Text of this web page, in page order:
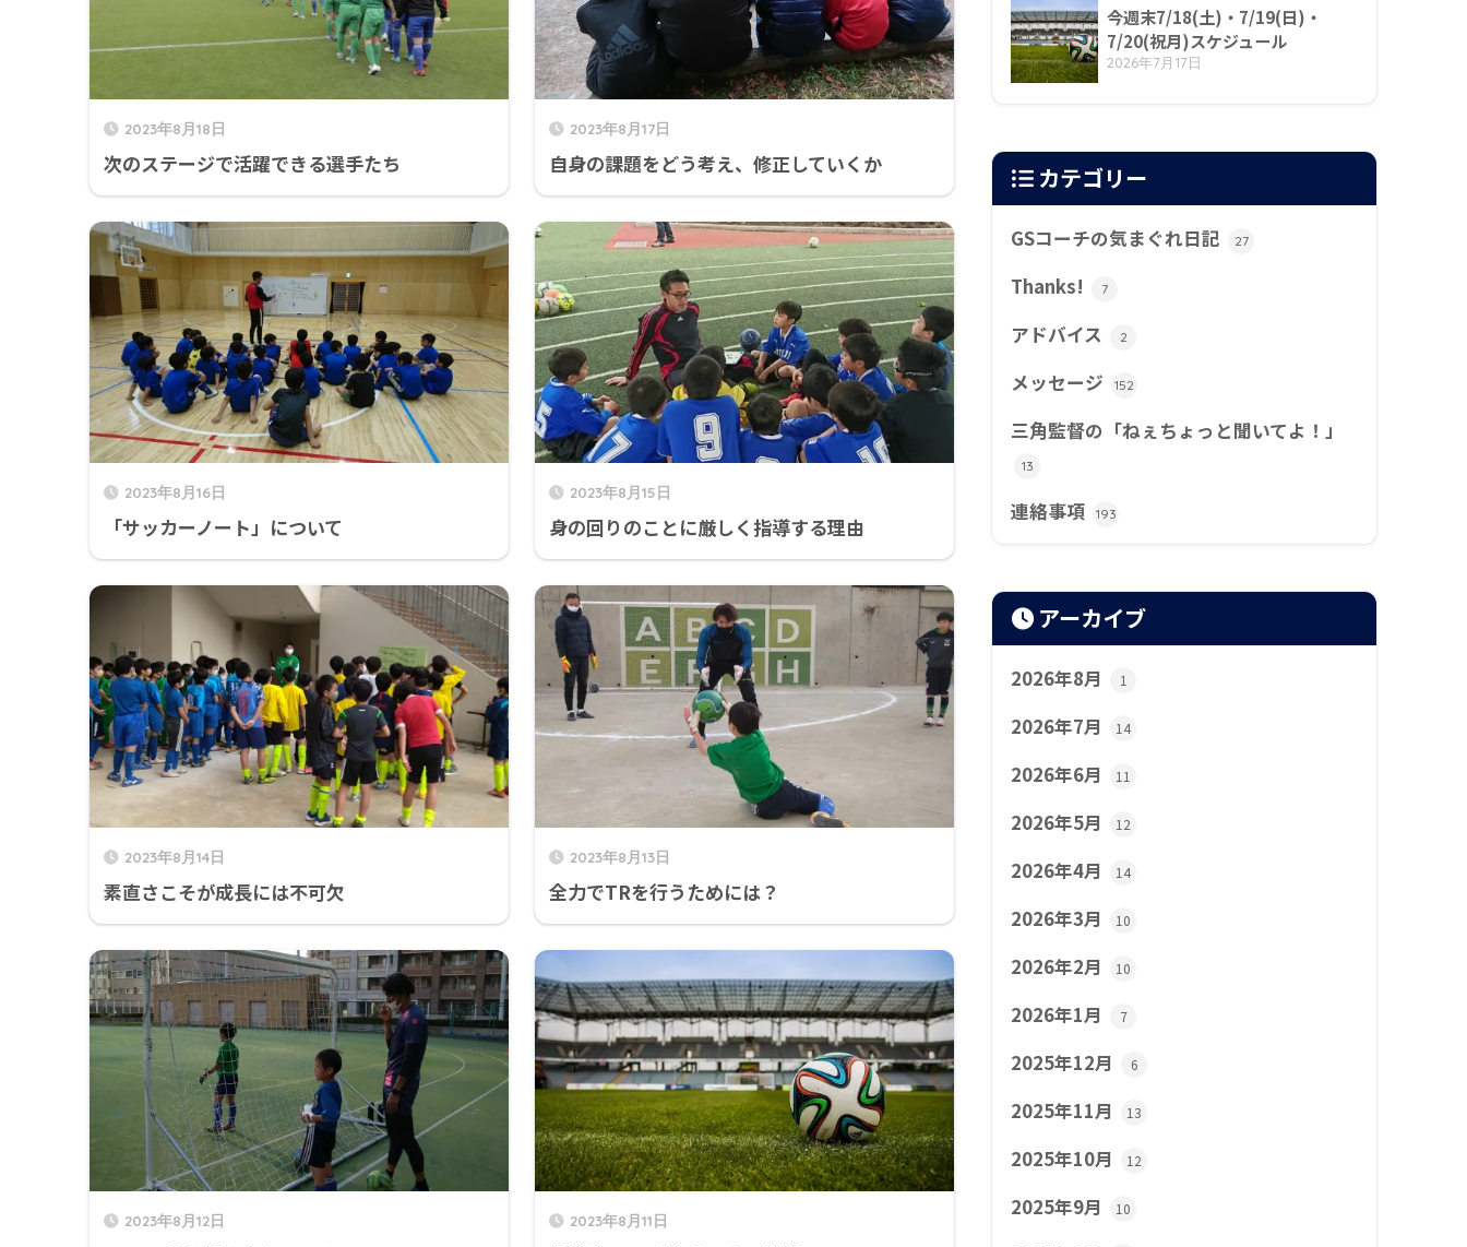
2023年8月18日
次のステージで活躍できる選手たち
2023年8月17日
自身の課題をどう考え、修正していくか
2023年8月16日
「サッカーノート」について
2023年8月15日
身の回りのことに厳しく指導する理由
2023年8月14日
素直さこそが成長には不可欠
2023年8月13日
全力でTRを行うためには？
2023年8月12日 2023年8月11日
今週末7/18(土)・7/19(日)・
7/20(祝月)スケジュール
2026年7月17日
カテゴリー
GSコーチの気まぐれ日記 27
Thanks! 7
アドバイス 2
メッセージ 152
三角監督の「ねぇちょっと聞いてよ！」
13
連絡事項 193
アーカイブ
2026年8月 1
2026年7月 14
2026年6月 11
2026年5月 12
2026年4月 14
2026年3月 10
2026年2月 10
2026年1月 7
2025年12月 6
2025年11月 13
2025年10月 12
2025年9月 10